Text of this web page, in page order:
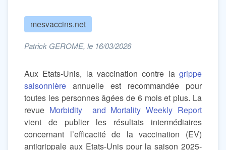
mesvaccins.net
Patrick GEROME, le 16/03/2026
Aux Etats-Unis, la vaccination contre la grippe
saisonnière annuelle est recommandée pour
toutes les personnes âgées de 6 mois et plus. La
revue Morbidity and Mortality Weekly Report
vient de publier les résultats intermédiaires
concernant l’efficacité de la vaccination (EV)
antigrippale aux Etats-Unis pour la saison 2025-